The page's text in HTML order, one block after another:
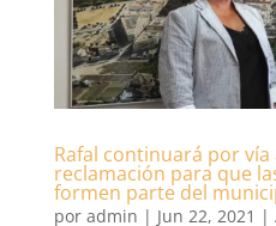
Rafal continuará por
reclamación para que
formen parte del
por admin | Jun 22, 2021 |